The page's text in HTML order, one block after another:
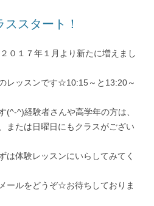
ススタート！
０１７年１月より新たに増えまし
レッスンです☆10:15～と13:20～
(^-^)経験者さんや高学年の方は、
または日曜日にもクラスがござい
は体験レッスンにいらしてみてく
ールをどうぞ☆お待ちしておりま